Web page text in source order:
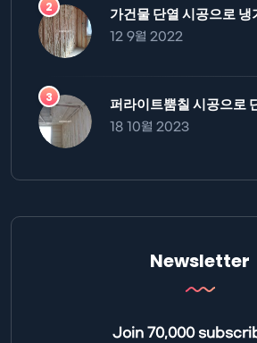
가건물 단열 시공으로 냉
12 9월 2022
퍼라이트뿜칠 시공으로
18 10월 2023
Newsletter
Join 70,000